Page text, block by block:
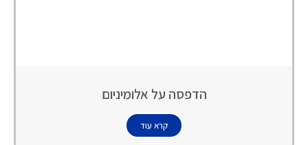
הדפסה על אלומיניום
קרא עוד